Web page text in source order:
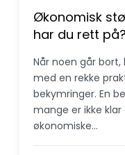
Økonomisk
har du rett på?
Når noen går
med en rekke
bekymringer. En
mange er ikke
økonomiske…